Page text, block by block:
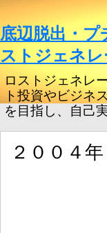
底辺脱出・
ストジェネ
ロストジェネレ
ト投資やビジネ
を目指し、自己
２００４年